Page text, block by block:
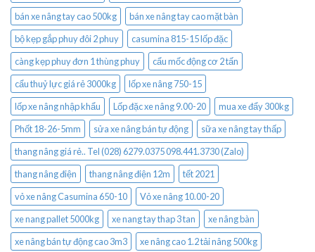
bán xe nâng tay cao 500kg
bán xe nâng tay cao mặt bàn
bộ kẹp gắp phuy đôi 2 phuy
casumina 815-15 lốp đặc
càng kẹp phuy đơn 1 thùng phuy
cẩu mốc động cơ 2 tấn
cẩu thuỷ lực giá rẻ 3000kg
lốp xe nâng 750-15
lốp xe nâng nhập khẩu
Lốp đặc xe nâng 9.00-20
mua xe đẩy 300kg
Phốt 18-26-5mm
sửa xe nâng bán tự động
sữa xe nâng tay thấp
thang nâng giá rẻ.. Tel (028) 6279.0375 098.441.3730 (Zalo)
thang nâng điện
thang nâng điện 12m
tết 2021
vỏ xe nâng Casumina 650-10
Vỏ xe nâng 10.00-20
xe nang pallet 5000kg
xe nang tay thap 3 tan
xe nâng bàn
xe nâng bán tự động cao 3m3
xe nâng cao 1.2 tải nâng 500kg